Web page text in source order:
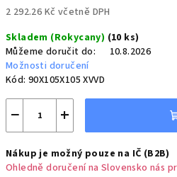
2 292.26 Kč včetně DPH
cena:
Skladem (Rokycany) (10 ks)
Můžeme doručit do:
10.8.2026
Možnosti doručení
Kód: 90X105X105 XVVD
+
−
Nákup je možný pouze na IČ (B2B)
Ohledně doručení na Slovensko nás